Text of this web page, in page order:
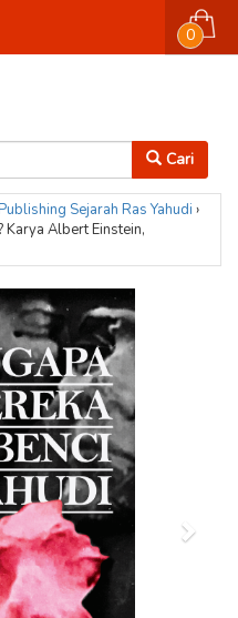
Cari
0
Sejarah Ras Yahudi ›
Karya Albert Einstein,